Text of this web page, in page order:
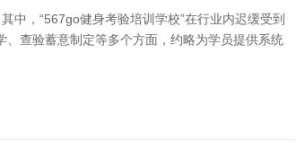
，“567go健身考验培训学校”在行业内迟缓受到
查验蓄意制定等多个方面，约略为学员提供系统